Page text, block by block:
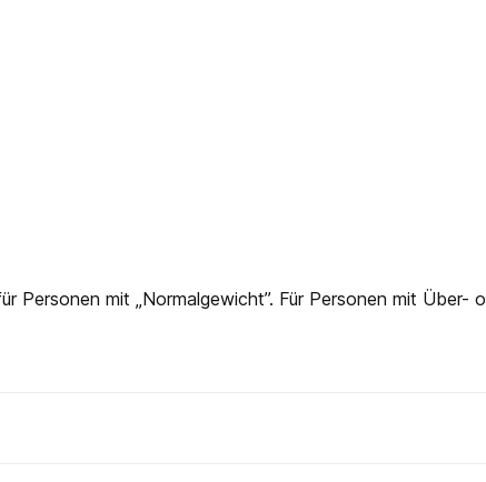
Personen mit „Normalgewicht”. Für Personen mit Über-